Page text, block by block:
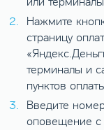
Нажмите
страницу
терминалы и
пунктов
Введите
оповещение